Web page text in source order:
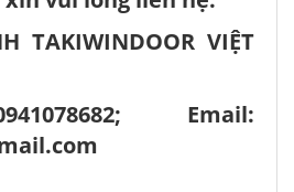
TAKIWINDOOR VIỆT
Email: